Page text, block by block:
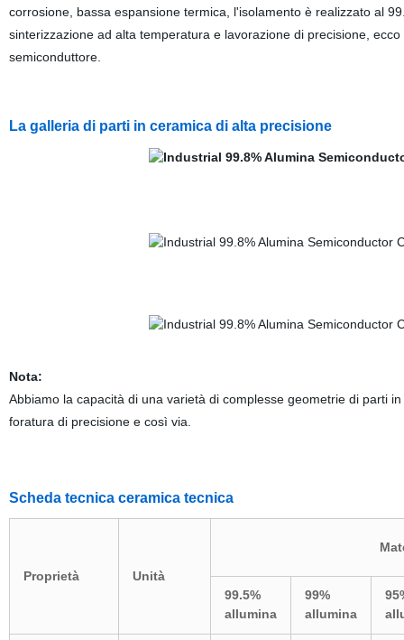
corrosione, bassa espansione termica, l'isolamento è realizzato al
sinterizzazione ad alta temperatura e lavorazione di precisione,
semiconduttore.
La galleria di parti in ceramica di alta precisione
Nota:
Abbiamo la capacità di una varietà di complesse geometrie di parti
foratura di precisione e così via.
Scheda tecnica ceramica tecnica
Proprietà Unità
99.5%
allumina
99%
allumina